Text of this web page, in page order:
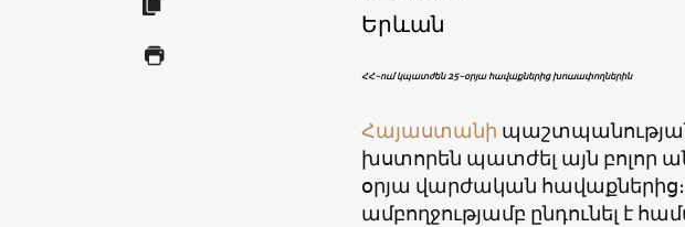
Երևան
ՀՀ-ում կպատժեն 25-օրյա հավաքներից խուսափողներին
Հայաստանի պաշտպանության
խստորեն պատժել այն բոլոր
օրյա վարժական
ամբողջությամբ ընդունել